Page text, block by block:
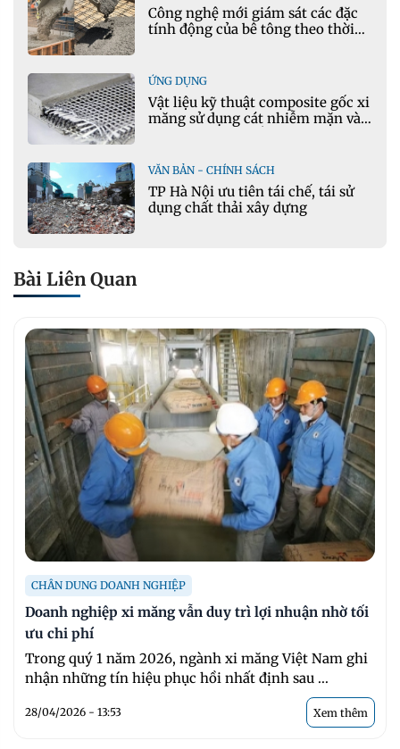
Công nghệ mới giám sát các đặc
tính động của bê tông theo thời
ỨNG DỤNG
Vật liệu kỹ thuật composite gốc xi
măng sử dụng cát nhiễm mặn và
VĂN BẢN - CHÍNH SÁCH
TP Hà Nội ưu tiên tái chế, tái sử
dụng chất thải xây dựng
Bài Liên Quan
CHÂN DUNG DOANH NGHIỆP
Doanh nghiệp xi măng vẫn duy trì lợi nhuận nhờ tối
ưu chi phí
Trong quý 1 năm 2026, ngành xi măng Việt Nam ghi
nhận những tín hiệu phục hồi nhất định sau ...
28/04/2026 - 13:53 Xem thêm